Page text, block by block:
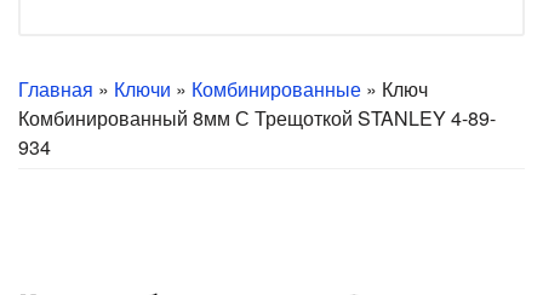
Главная » Ключи » Комбинированные » Ключ
Комбинированный 8мм С Трещоткой STANLEY 4-89-
934